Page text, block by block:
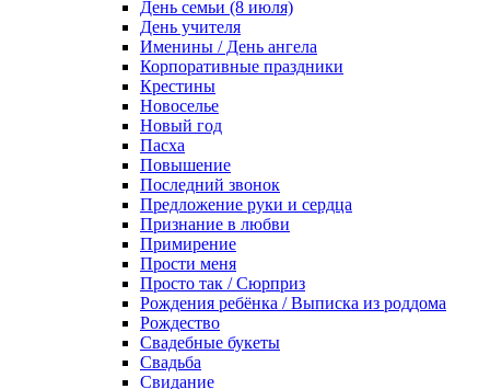
День семьи (8 июля)
День учителя
Именины / День ангела
Корпоративные праздники
Крестины
Новоселье
Новый год
Пасха
Повышение
Последний звонок
Предложение руки и сердца
Признание в любви
Примирение
Прости меня
Просто так / Сюрприз
Рождения ребёнка / Выписка из роддома
Рождество
Свадебные букеты
Свадьба
Свидание